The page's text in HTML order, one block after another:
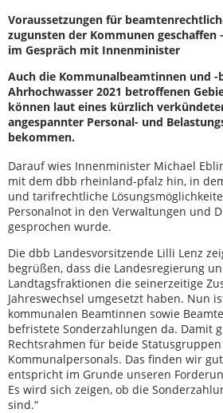
Voraussetzungen für
zugunsten der Kommunen geschaffen
im Gespräch mit Innenminister
Auch die Kommunalbeamtinnen und
Ahrhochwasser 2021 betroffenen
können laut eines kürzlich
angespannter Personal- und
bekommen.
Darauf wies Innenminister Michael
mit dem dbb rheinland-pfalz hin, in
und tarifrechtliche
Personalnot in den Verwaltungen und
gesprochen wurde.
Die dbb Landesvorsitzende Lilli Lenz
begrüßen, dass die Landesregierung
Landtagsfraktionen die seinerzeitige
Jahreswechsel umgesetzt haben. Nun
kommunalen Beamtinnen sowie
befristete Sonderzahlungen da. Damit
Rechtsrahmen für beide Statusgruppen
Kommunalpersonals. Das finden wir
entspricht im Grunde unseren
Es wird sich zeigen, ob die
sind.“